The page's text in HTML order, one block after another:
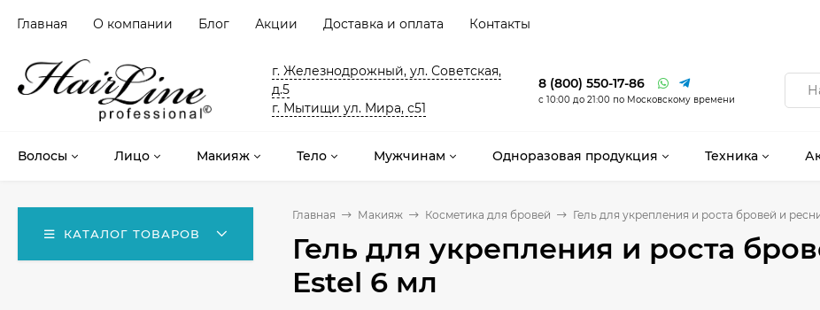
Главная О компании Блог Акции Доставка и оплата Контакты
г. Железнодрожный, ул. Советская,
д.5
г. Мытищи ул. Мира, с51
8 (800) 550-17-86
с 10:00 до 21:00 по Московскому времени
Волосы Лицо Макияж Тело Мужчинам Одноразовая продукция Техника
КАТАЛОГ ТОВАРОВ
Главная Макияж Косметика для бровей Гель для укрепления и роста бровей и
Гель для укрепления и роста
Estel 6 мл